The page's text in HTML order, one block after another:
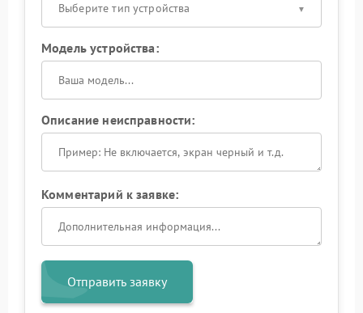
Выберите тип устройства
Модель устройства:
Описание неисправности:
Комментарий к заявке:
Отправить заявку